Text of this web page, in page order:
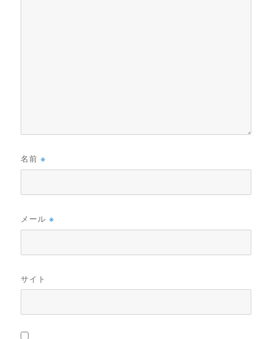
名前※
メール※
サイト